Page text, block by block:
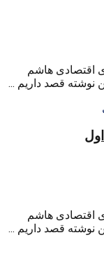
اقتصادی هاشم
قصد داریم ...
اقتصادی هاشم
قصد داریم ...